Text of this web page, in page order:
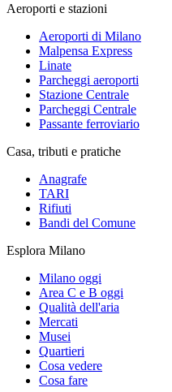
Aeroporti e stazioni
Aeroporti di Milano
Malpensa Express
Linate
Parcheggi aeroporti
Stazione Centrale
Parcheggi Centrale
Passante ferroviario
Casa, tributi e pratiche
Anagrafe
TARI
Rifiuti
Bandi del Comune
Esplora Milano
Milano oggi
Area C e B oggi
Qualità dell'aria
Mercati
Musei
Quartieri
Cosa vedere
Cosa fare